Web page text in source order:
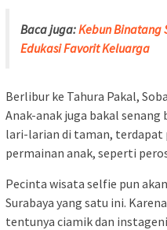
Baca juga:Kebun Binatang
Edukasi Favorit Keluarga
Berlibur ke Tahura Pakal,
Anak-anak juga bakal
lari-larian di taman, terdapat
permainan anak, seperti
Pecinta wisata selfie pun
Surabaya yang satu ini.
tentunya ciamik dan